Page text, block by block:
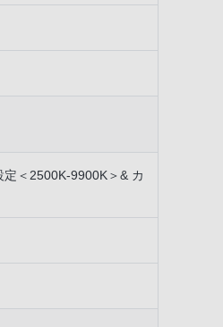
＜2500K-9900K＞& カ